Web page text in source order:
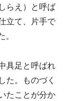
らえ）と呼ば
立て、片手で
具足と呼ばれ
た。ものづく
たことが分か